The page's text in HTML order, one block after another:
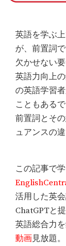
英語を学ぶ
が、前置詞
欠かせない
英語力向上
の英語学習
こともある
前置詞とそ
ュアンスの
この記事で
活用した英
ChatGPTと
英語総合力
動画見放題